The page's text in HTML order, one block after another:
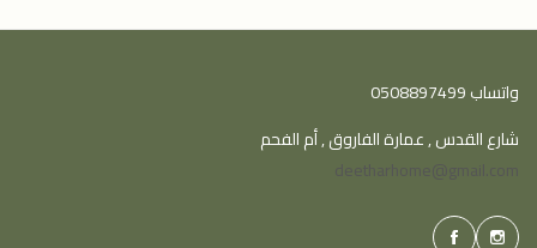
واتساب 0508897499
شارع القدس , عمارة الفاروق , أم الفحم